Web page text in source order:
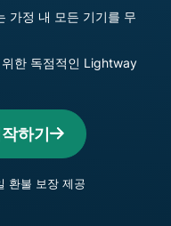
가정 내 모든 기기를 무
한 독점적인 Lightway
하기
환불 보장 제공